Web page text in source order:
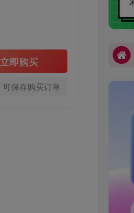
立即购买
保存购买订单